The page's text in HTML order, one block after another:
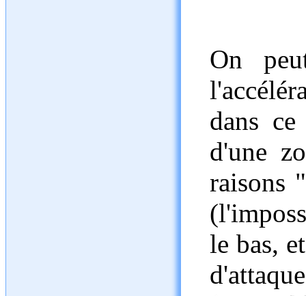
On
dans
d'une
raisons
le bas,